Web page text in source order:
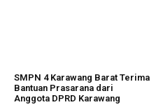
SMPN 4 Karawang Barat Terima
Bantuan Prasarana dari
Anggota DPRD Karawang